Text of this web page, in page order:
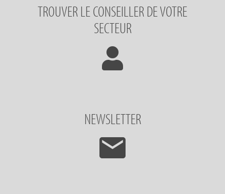
TROUVER LE CONSEILLER DE VOTRE
SECTEUR
NEWSLETTER